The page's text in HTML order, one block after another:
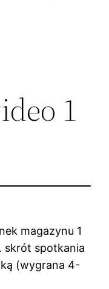
1
magazynu 1
skrót spotkania
(wygrana 4-